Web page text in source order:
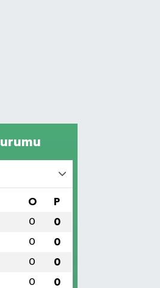
O P
0 0
0 0
0 0
0 0